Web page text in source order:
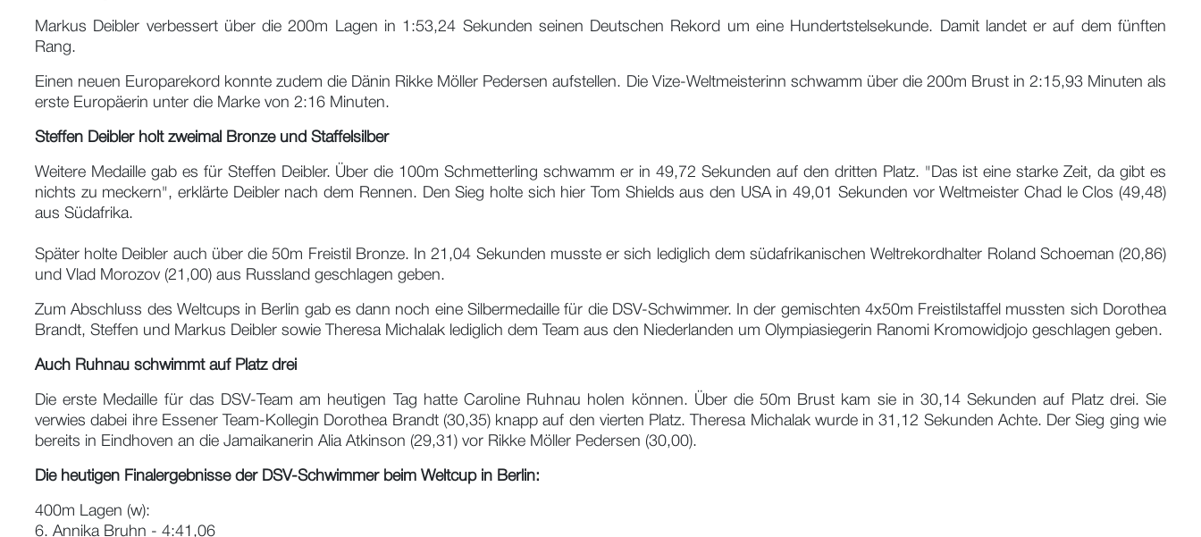
Markus Deibler verbessert über die 200m Lagen in 1:53,24 Sekunden seinen Deutschen Rekord um eine Hundertstelsekunde. Damit landet er auf dem fünften
Rang.
Einen neuen Europarekord konnte zudem die Dänin Rikke Möller Pedersen aufstellen. Die Vize-Weltmeisterinn schwamm über die 200m Brust in 2:15,93 Minuten als
erste Europäerin unter die Marke von 2:16 Minuten.
Steffen Deibler holt zweimal Bronze und Staffelsilber
Weitere Medaille gab es für Steffen Deibler. Über die 100m Schmetterling schwamm er in 49,72 Sekunden auf den dritten Platz. "Das ist eine starke Zeit, da gibt es
nichts zu meckern", erklärte Deibler nach dem Rennen. Den Sieg holte sich hier Tom Shields aus den USA in 49,01 Sekunden vor Weltmeister Chad le Clos (49,48)
aus Südafrika.
Später holte Deibler auch über die 50m Freistil Bronze. In 21,04 Sekunden musste er sich lediglich dem südafrikanischen Weltrekordhalter Roland Schoeman (20,86)
und Vlad Morozov (21,00) aus Russland geschlagen geben.
Zum Abschluss des Weltcups in Berlin gab es dann noch eine Silbermedaille für die DSV-Schwimmer. In der gemischten 4x50m Freistilstaffel mussten sich Dorothea
Brandt, Steffen und Markus Deibler sowie Theresa Michalak lediglich dem Team aus den Niederlanden um Olympiasiegerin Ranomi Kromowidjojo geschlagen geben.
Auch Ruhnau schwimmt auf Platz drei
Die erste Medaille für das DSV-Team am heutigen Tag hatte Caroline Ruhnau holen können. Über die 50m Brust kam sie in 30,14 Sekunden auf Platz drei. Sie
verwies dabei ihre Essener Team-Kollegin Dorothea Brandt (30,35) knapp auf den vierten Platz. Theresa Michalak wurde in 31,12 Sekunden Achte. Der Sieg ging wie
bereits in Eindhoven an die Jamaikanerin Alia Atkinson (29,31) vor Rikke Möller Pedersen (30,00).
Die heutigen Finalergebnisse der DSV-Schwimmer beim Weltcup in Berlin:
400m Lagen (w):
6. Annika Bruhn - 4:41,06